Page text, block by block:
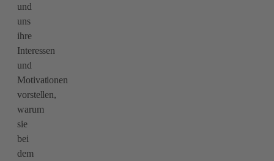
und
uns
ihre
Interessen
und
Motivationen
vorstellen,
warum
sie
bei
dem